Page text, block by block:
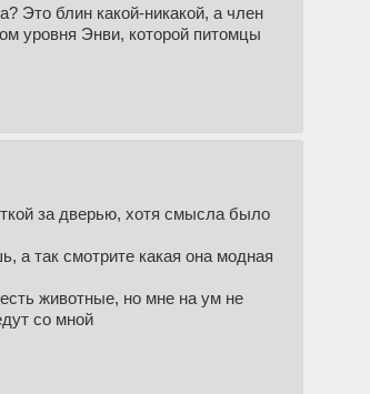
Это блин какой-никакой, а член
уровня Энви, которой питомцы
за дверью, хотя смысла было
а так смотрите какая она модная
животные, но мне на ум не
со мной